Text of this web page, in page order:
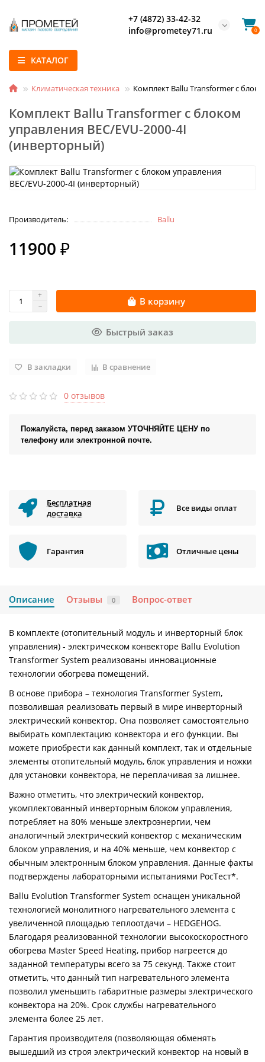
+7 (4872) 33-42-32
info@prometey71.ru
0
КАТАЛОГ
Климатическая техника Комплект Ballu Transformer с
Комплект Ballu Transformer с блоком
управления BEC/EVU-2000-4I
(инверторный)
Производитель: Ballu
11900 ₽
В корзину
Быстрый заказ
В закладки В сравнение
0 отзывов
Пожалуйста, перед заказом УТОЧНЯЙТЕ ЦЕНУ по
телефону или электронной почте.
Бесплатная
доставка
Все виды оплат
Гарантия Отличные цены
Описание Отзывы 0 Вопрос-ответ
В комплекте (отопительный модуль и инверторный блок
управления) - электрическом конвекторе Ballu Evolution
Transformer System реализованы инновационные
технологии обогрева помещений.
В основе прибора – технология Transformer System,
позволившая реализовать первый в мире инверторный
электрический конвектор. Она позволяет самостоятельно
выбирать комплектацию конвектора и его функции. Вы
можете приобрести как данный комплект, так и отдельные
элементы отопительный модуль, блок управления и ножки
для установки конвектора, не переплачивая за лишнее.
Важно отметить, что электрический конвектор,
укомплектованный инверторным блоком управления,
потребляет на 80% меньше электроэнергии, чем
аналогичный электрический конвектор с механическим
блоком управления, и на 40% меньше, чем конвектор с
обычным электронным блоком управления. Данные факты
подтверждены лабораторными испытаниями РосТест*.
Ballu Evolution Transformer System оснащен уникальной
технологией монолитного нагревательного элемента с
увеличенной площадью теплоотдачи – HEDGEHOG.
Благодаря реализованной технологии высокоскоростного
обогрева Master Speed Heating, прибор нагреется до
заданной температуры всего за 75 секунд. Также стоит
отметить, что данный тип нагревательного элемента
позволил уменьшить габаритные размеры электрического
конвектора на 20%. Срок службы нагревательного
элемента более 25 лет.
Гарантия производителя (позволяющая обменять
вышедший из строя электрический конвектор на новый в